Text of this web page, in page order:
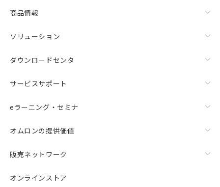
商品情報
ソリューション
ダウンロードセンタ
サービスサポート
eラーニング・セミナ
オムロンの提供価値
販売ネットワーク
オンラインストア